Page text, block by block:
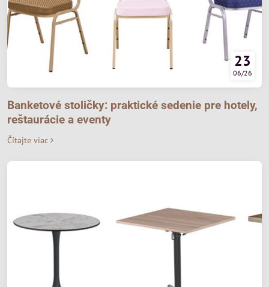
23
06/26
Banketové stoličky: praktické sedenie pre hotely,
reštaurácie a eventy
Čítajte viac